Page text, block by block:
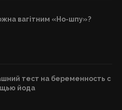
вагітним «Но-шпу»?
тест на беременность с
йода